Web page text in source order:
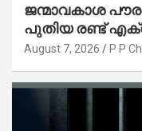
ജന്മാവകാശ
പുതിയ രണ്ട്
ട്രംപ് ഒപ്പുവെച്ചു
August 7, 2026 P P